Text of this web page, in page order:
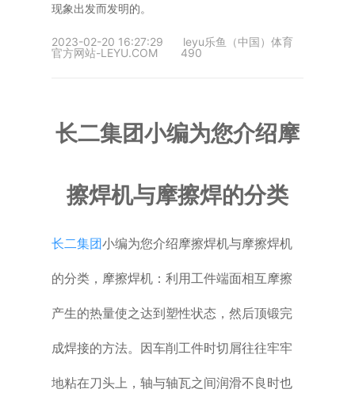
专用机床
其他机床
现象出发而发明的。
2023-02-20 16:27:29
leyu乐鱼（中国）体育
官方网站-LEYU.COM
490
长二集团小编为您介绍摩
擦焊机与摩擦焊的分类
长二集团小编为您介绍摩擦焊机与摩擦焊机
的分类，摩擦焊机：利用工件端面相互摩擦
产生的热量使之达到塑性状态，然后顶锻完
成焊接的方法。因车削工件时切屑往往牢牢
地粘在刀头上，轴与轴瓦之间润滑不良时也